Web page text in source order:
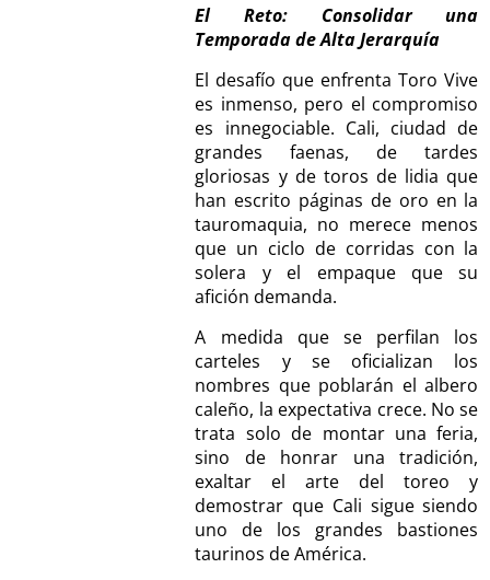
El Reto: Consolidar una
Temporada de Alta Jerarquía
El desafío que enfrenta Toro Vive
es inmenso, pero el compromiso
es innegociable. Cali, ciudad de
grandes faenas, de tardes
gloriosas y de toros de lidia que
han escrito páginas de oro en la
tauromaquia, no merece menos
que un ciclo de corridas con la
solera y el empaque que su
afición demanda.
A medida que se perfilan los
carteles y se oficializan los
nombres que poblarán el albero
caleño, la expectativa crece. No se
trata solo de montar una feria,
sino de honrar una tradición,
exaltar el arte del toreo y
demostrar que Cali sigue siendo
uno de los grandes bastiones
taurinos de América.